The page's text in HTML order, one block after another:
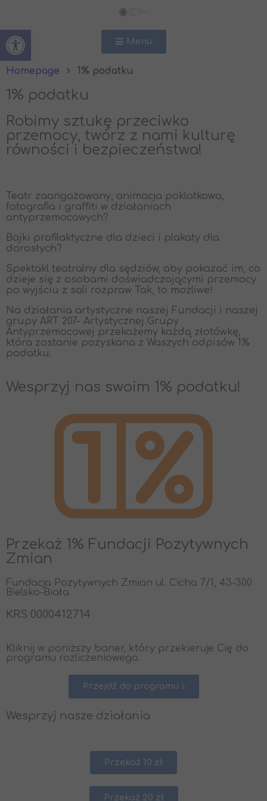
Open toolbar Menu
Homepage 1% podatku
1% podatku
Robimy sztukę przeciwko
przemocy, twórz z nami kulturę
równości i bezpieczeństwa!
Teatr zaangażowany, animacja poklatkowa,
fotografia i graffiti w działaniach
antyprzemocowych?
Bajki profilaktyczne dla dzieci i plakaty dla
dorosłych?
Spektakl teatralny dla sędziów, aby pokazać im, co
dzieje się z osobami doświadczającymi przemocy
po wyjściu z sali rozpraw Tak, to możliwe!
Na działania artystyczne naszej Fundacji i naszej
grupy ART 207- Artystycznej Grupy
Antyprzemocowej przekażemy każdą złotówkę,
która zostanie pozyskana z Waszych odpisów 1%
podatku.
Wesprzyj nas swoim 1% podatku!
Przekaż 1% Fundacji Pozytywnych
Zmian
Fundacja Pozytywnych Zmian ul. Cicha 7/1, 43-300
Bielsko-Biała
KRS 0000412714
Kliknij w poniższy baner, który przekieruje Cię do
programu rozliczeniowego.
Przejdź do programu
Wesprzyj nasze działania
Przekaż 10 zł
Przekaż 20 zł